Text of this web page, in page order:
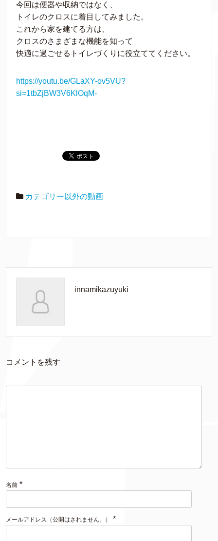
今回は便器や収納ではなく、
トイレのクロスに着目してみました。
これから家を建てる方は、
クロスのさまざまな機能を知って
快適に過ごせるトイレづくりに役立ててください。
https://youtu.be/GLaXY-ov5VU?
si=1tbZjBW3V6KlOqM-
カテゴリー以外の動画
innamikazuyuki
コメントを残す
名前 *
メールアドレス（公開はされません。） *